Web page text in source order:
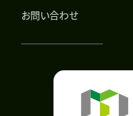
お問い合わせ